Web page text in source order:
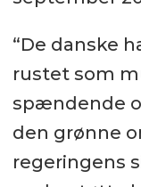
“De danske
rustet som
spændende
den grønne
regeringens